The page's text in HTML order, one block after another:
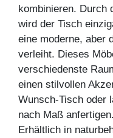
kombinieren. Durch
wird der Tisch
eine moderne, aber
verleiht. Dieses
verschiedenste
einen stilvollen
Wunsch-Tisch oder
nach Maß anfertigen.
Erhältlich in